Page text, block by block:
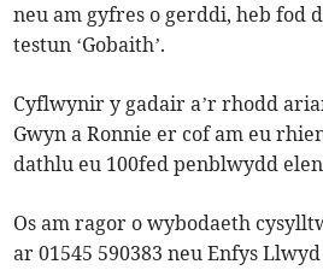
neu am gyfres o gerddi, heb fod
testun ‘Gobaith’.
Cyflwynir y gadair a’r rhodd
Gwyn a Ronnie er cof am eu
dathlu eu 100fed penblwydd
Os am ragor o wybodaeth
ar 01545 590383 neu Enfys